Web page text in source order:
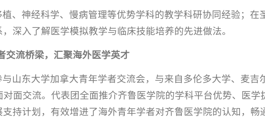
、神经科学、慢病管理等优势学科的教学科研协同经验；在
深入了解医学模拟教学与临床技能培养的先进做法。
交流桥梁，汇聚海外医学英才
山东大学加拿大青年学者交流会，与来自多伦多大学、麦吉
面交流。代表团全面推介齐鲁医学院的学科平台优势、医学
持计划，有效增进了海外青年学者对齐鲁医学院的认知，畅